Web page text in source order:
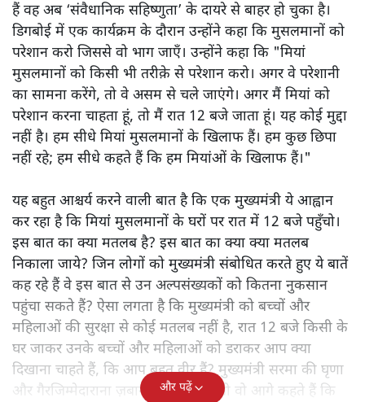
हैं वह अब ‘संवैधानिक सहिष्णुता’ के दायरे से बाहर हो चुका है।
डिगबोई में एक कार्यक्रम के दौरान उन्होंने कहा कि मुसलमानों को
परेशान करो जिससे वो भाग जाएँ। उन्होंने कहा कि "मियां
मुसलमानों को किसी भी तरीक़े से परेशान करो। अगर वे परेशानी
का सामना करेंगे, तो वे असम से चले जाएंगे। अगर मैं मियां को
परेशान करना चाहता हूं, तो मैं रात 12 बजे जाता हूं। यह कोई मुद्दा
नहीं है। हम सीधे मियां मुसलमानों के खिलाफ हैं। हम कुछ छिपा
नहीं रहे; हम सीधे कहते हैं कि हम मियांओं के खिलाफ हैं।"
यह बहुत आश्चर्य करने वाली बात है कि एक मुख्यमंत्री ये आह्वान
कर रहा है कि मियांं मुसलमानों के घरों पर रात में 12 बजे पहुँचो।
इस बात का क्या मतलब है? इस बात का क्या क्या मतलब
निकाला जाये? जिन लोगों को मुख्यमंत्री संबोधित करते हुए ये बातें
कह रहे हैं वे इस बात से उन अल्पसंख्यकों को कितना नुकसान
पहुंचा सकते हैं? ऐसा लगता है कि मुख्यमंत्री को बच्चों और
महिलाओं की सुरक्षा से कोई मतलब नहीं है, रात 12 बजे किसी के
घर जाकर उनके बच्चों और महिलाओं को डराकर आप क्या
दिखाना चाहते हैं, कि आप बहुत वीर हैं? मुख्यमंत्री सरमा की घृणा
और गैरजिम्मेदाराना ज़बान यहीं नहीं रुकती वो आगे कहते हैं कि
और पढ़ें